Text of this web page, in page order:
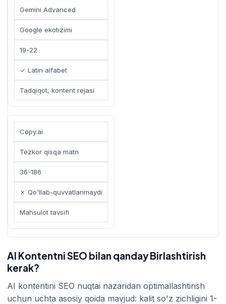
Gemini Advanced
Google ekotizimi
19-22
✓ Latin alfabet
Tadqiqot, kontent rejasi
Copy.ai
Tezkor qisqa matn
36-186
✗ Qo'llab-quvvatlanmaydi
Mahsulot tavsifi
AI Kontentni SEO bilan qanday Birlashtirish
kerak?
AI kontentini SEO nuqtai nazaridan optimallashtirish
uchun uchta asosiy qoida mavjud: kalit so'z zichligini 1-